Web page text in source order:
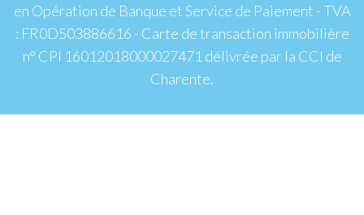
en Opération de Banque et Service de Paiement - TVA
: FR0D503886616 - Carte de transaction immobilière
n° CPI 16012018000027471 délivrée par la CCI de
Charente.